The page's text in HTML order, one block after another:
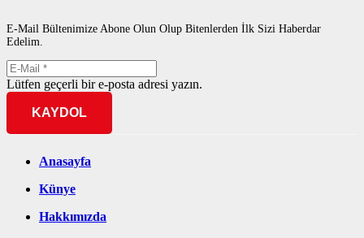
E-Mail Bültenimize Abone Olun Olup Bitenlerden İlk Sizi Haberdar
Edelim.
Lütfen geçerli bir e-posta adresi yazın.
KAYDOL
Anasayfa
Künye
Hakkımızda